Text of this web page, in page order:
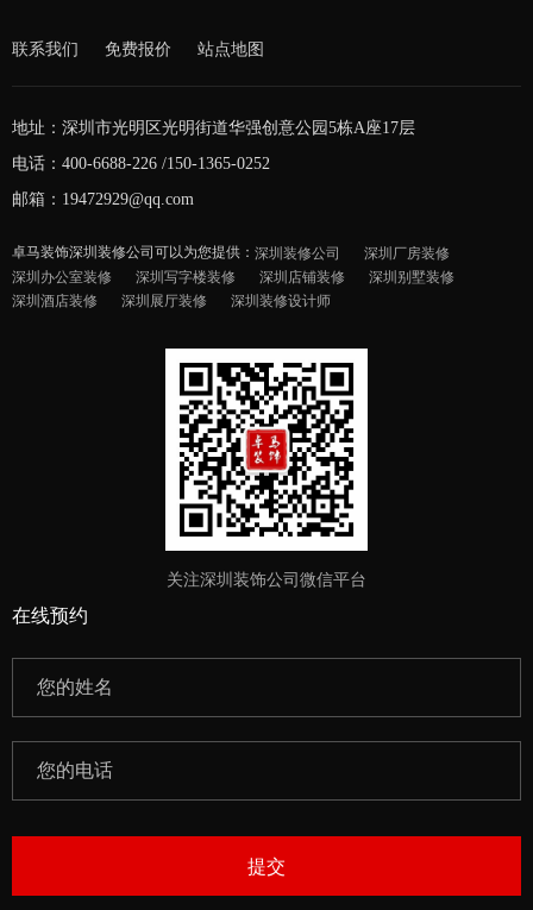
联系我们 免费报价 站点地图
地址：深圳市光明区光明街道华强创意公园5栋A座17层
电话：400-6688-226 /150-1365-0252
邮箱：19472929@qq.com
卓马装饰深圳装修公司可以为您提供： 深圳装修公司
深圳厂房装修
深圳办公室装修
深圳写字楼装修 深圳店铺装修
深圳别墅装修
深圳酒店装修
深圳展厅装修 深圳装修设计师
关注深圳装饰公司微信平台
在线预约
提交